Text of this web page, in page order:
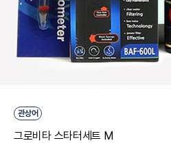
관상어
그로비타 스타터세트 M